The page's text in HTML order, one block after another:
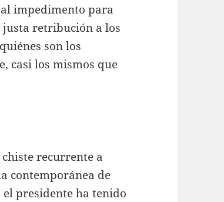
impedimento para
justa retribución a los
son los
casi los mismos que
recurrente a
contemporánea de
el presidente ha tenido